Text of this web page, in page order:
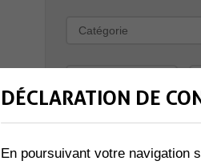
DÉCLARATION DE
En poursuivant votre navigation